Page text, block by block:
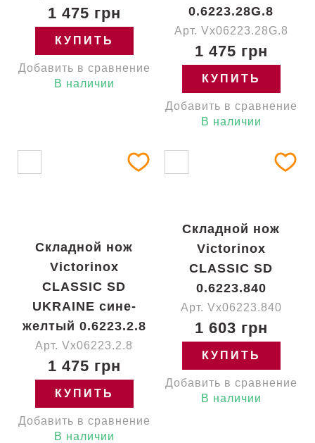
1 475 грн
КУПИТЬ
Добавить в сравнение
В наличии
0.6223.28G.8
Арт. Vx06223.28G.8
1 475 грн
КУПИТЬ
Добавить в сравнение
В наличии
Складной нож
Victorinox
CLASSIC SD
UKRAINE сине-
желтый 0.6223.2.8
Арт. Vx06223.2.8
1 475 грн
КУПИТЬ
Добавить в сравнение
В наличии
Складной нож
Victorinox
CLASSIC SD
0.6223.840
Арт. Vx06223.840
1 603 грн
КУПИТЬ
Добавить в сравнение
В наличии